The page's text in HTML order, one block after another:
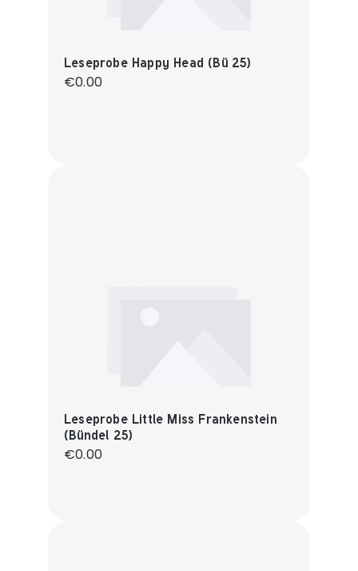
Leseprobe Happy Head (Bü 25)
Regular price:
€0.00
Leseprobe Little Miss Frankenstein
(Bündel 25)
Regular price:
€0.00